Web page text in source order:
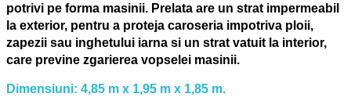
potrivi pe forma masinii. Prelata are un strat impermeabil
la exterior, pentru a proteja caroseria impotriva ploii,
zapezii sau inghetului iarna si un strat vatuit la interior,
care previne zgarierea vopselei masinii.
Dimensiuni: 4,85 m x 1,95 m x 1,85 m.